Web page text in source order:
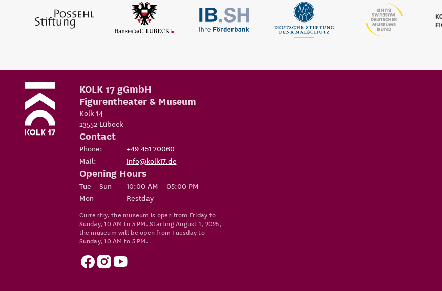
KOLK 17 gGmbH
Figurentheater & Museum
Kolk 14
23552 Lübeck
Contact
Phone:
+49 451 70060
Mail:
info@kolk17.de
Opening Hours
Tue – Sun
10:00 AM – 05:00 PM
Mon
Restday
Currently, the museum is open from Friday to
Sunday, 10 AM to 5 PM. Starting August 1, 2025,
the museum will be open from Tuesday to
Sunday, 10 AM to 5 PM.